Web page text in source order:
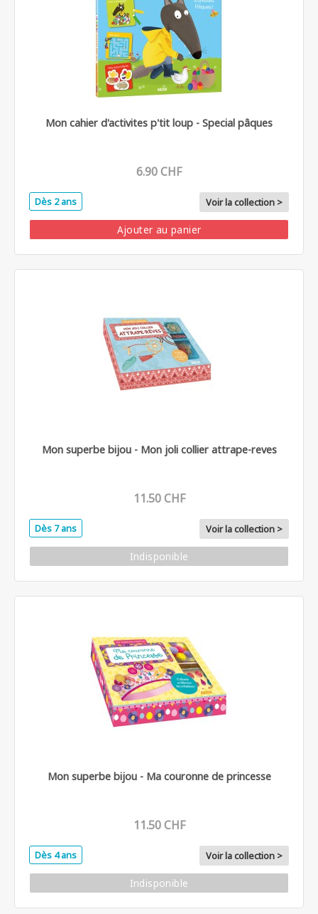
Mon cahier d'activites p'tit loup - Special pâques
6.90 CHF
Dès 2 ans Voir la collection >
Ajouter au panier
Mon superbe bijou - Mon joli collier attrape-reves
11.50 CHF
Dès 7 ans Voir la collection >
Indisponible
Mon superbe bijou - Ma couronne de princesse
11.50 CHF
Dès 4 ans Voir la collection >
Indisponible